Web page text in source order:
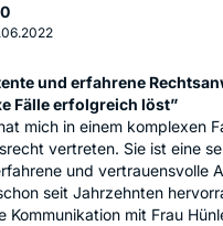
Sterne
und erfahrene
Fälle erfolgreich löst”
mich in einem komplexen
vertreten. Sie ist eine
und vertrauensvolle
seit Jahrzehnten
Kommunikation mit Frau